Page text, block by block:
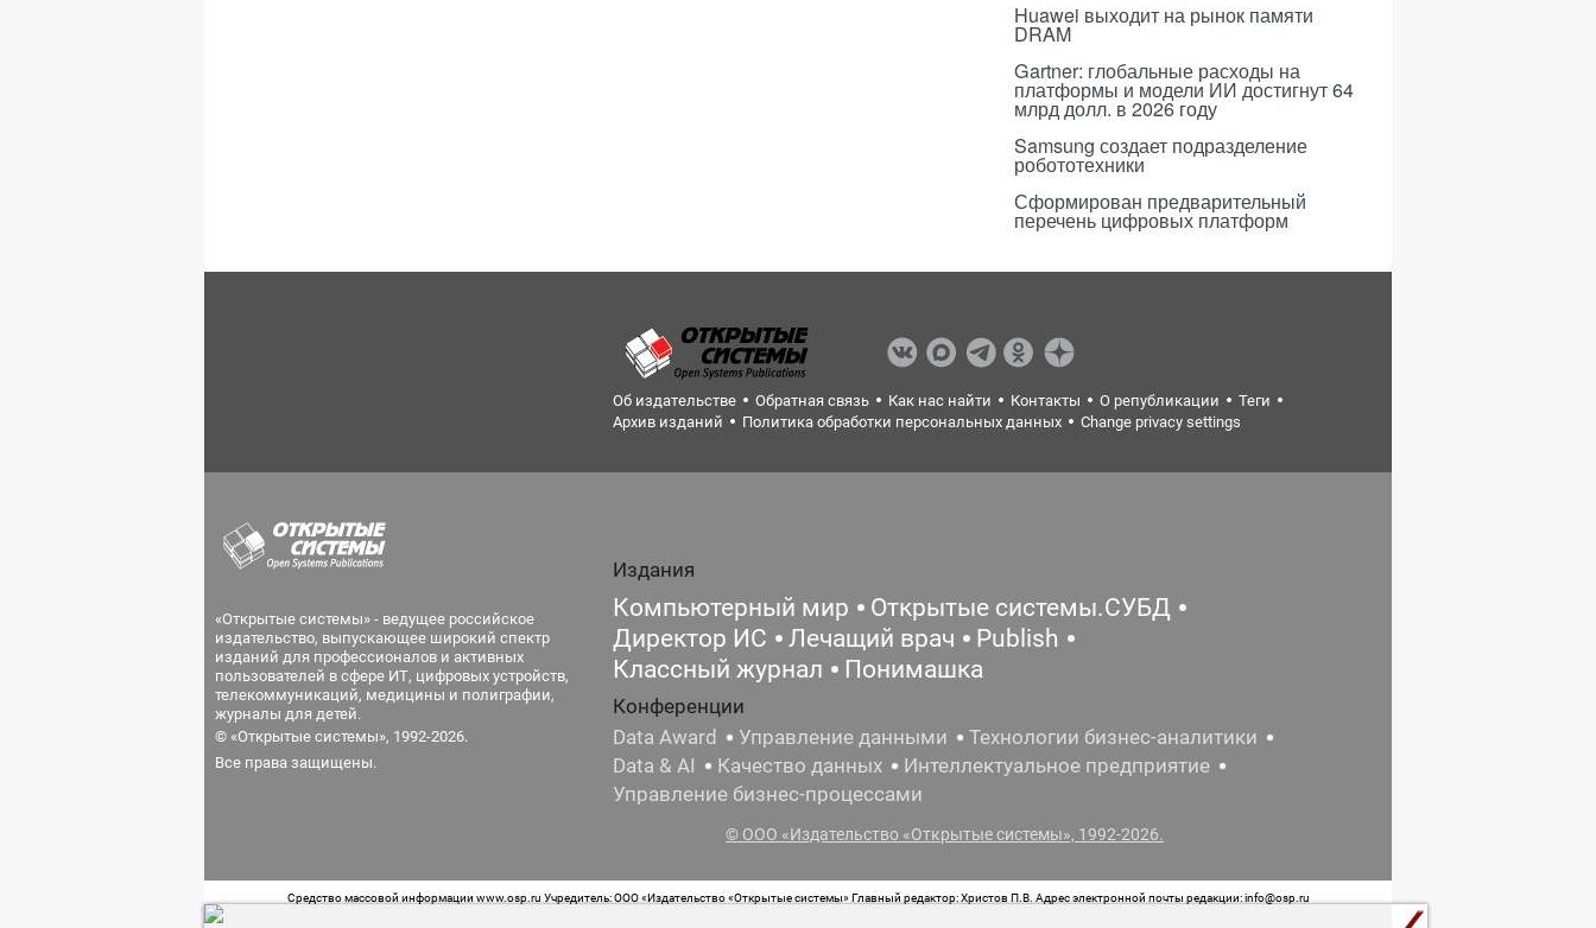
Huawei выходит на рынок памяти
DRAM
Gartner: глобальные расходы на
платформы и модели ИИ достигнут 64
млрд долл. в 2026 году
Samsung создает подразделение
робототехники
Сформирован предварительный
перечень цифровых платформ
Об издательстве Обратная связь Как нас найти Контакты О републикации
Теги
Архив изданий
Политика обработки персональных данных Change privacy settings
«Открытые системы» - ведущее российское
издательство, выпускающее широкий спектр
изданий для профессионалов и активных
пользователей в сфере ИТ, цифровых устройств,
телекоммуникаций, медицины и полиграфии,
журналы для детей.
© «Открытые системы», 1992-2026.
Все права защищены.
Издания
Компьютерный мир
Открытые системы.СУБД
Директор ИС
Лечащий врач
Publish
Классный журнал
Понимашка
Конференции
Data Award
Управление данными
Технологии бизнес-аналитики
Data & AI
Качество данных
Интеллектуальное предприятие
Управление бизнес-процессами
© ООО «Издательство «Открытые системы», 1992-2026.
Средство массовой информации www.osp.ru Учредитель: ООО «Издательство «Открытые системы» Главный редактор: Христов П.В. Адрес электронной почты редакции: info@osp.ru